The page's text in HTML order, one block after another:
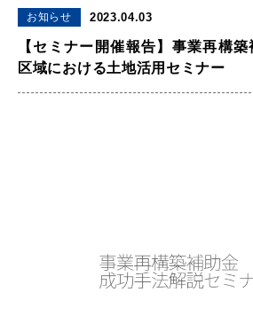
お知らせ 2023.04.03
【セミナー開催報告】事業再構
区域における土地活用セミナー